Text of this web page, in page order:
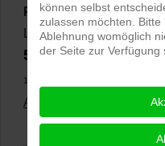
PRO-ducto GmbH,
Lichtenau
5,0⭐⭐⭐⭐⭐bei144
11.01.2026)
Alle Rezensionen
können selbst
zulassen möchten.
Ablehnung womöglich
der Seite zur Verfügung